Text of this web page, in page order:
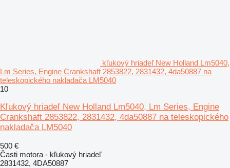
kľukový hriadeľ New Holland Lm5040,
Lm Series, Engine Crankshaft 2853822, 2831432, 4da50887 na
teleskopického nakladača LM5040
10
Kľukový hriadeľ New Holland Lm5040, Lm Series, Engine
Crankshaft 2853822, 2831432, 4da50887 na teleskopického
nakladača LM5040
500 €
Časti motora - kľukový hriadeľ
2831432, 4DA50887